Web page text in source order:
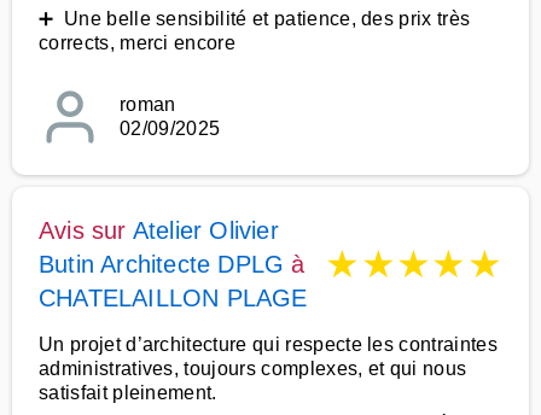
➕ Une belle sensibilité et patience, des prix très
corrects, merci encore
roman
02/09/2025
Avis sur Atelier Olivier
Butin Architecte DPLG à
CHATELAILLON PLAGE
★★★★★
Un projet d’architecture qui respecte les contraintes
administratives, toujours complexes, et qui nous
satisfait pleinement.